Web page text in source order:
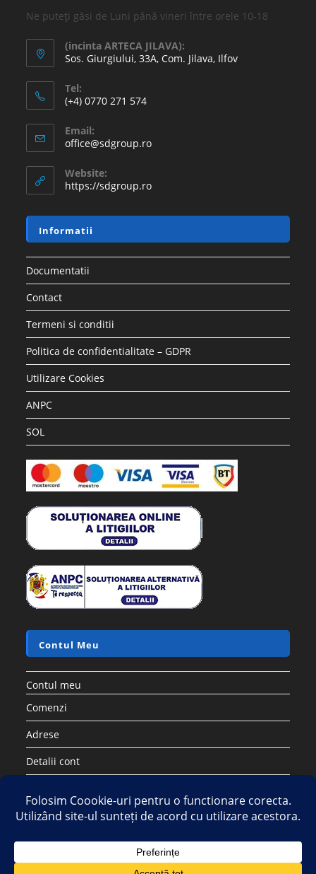
Ne puteți găsi de Luni până vineri între orele 10-18
(incinta ARTECA JILAVA):
Sos. Giurgiului, 33A, Com. Jilava, Ilfov
Tel:
(+4) 0770 271 574
Email:
office@sdgroup.ro
Website:
https://sdgroup.ro
Informatii
Documentatii
Contact
Termeni si conditii
Politica de confidentialitate – GDPR
Utilizare Cookies
ANPC
SOL
Contul Meu
Contul meu
Comenzi
Adrese
Detalii cont
Copyright 2026 - Strategic DIstribution Group